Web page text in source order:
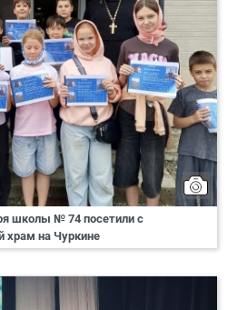
школы № 74 посетили с
храм на Чуркине